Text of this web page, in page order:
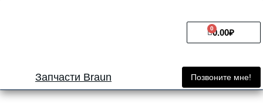
0.00₽
0
Cart
Запчасти Braun Позвоните мне!